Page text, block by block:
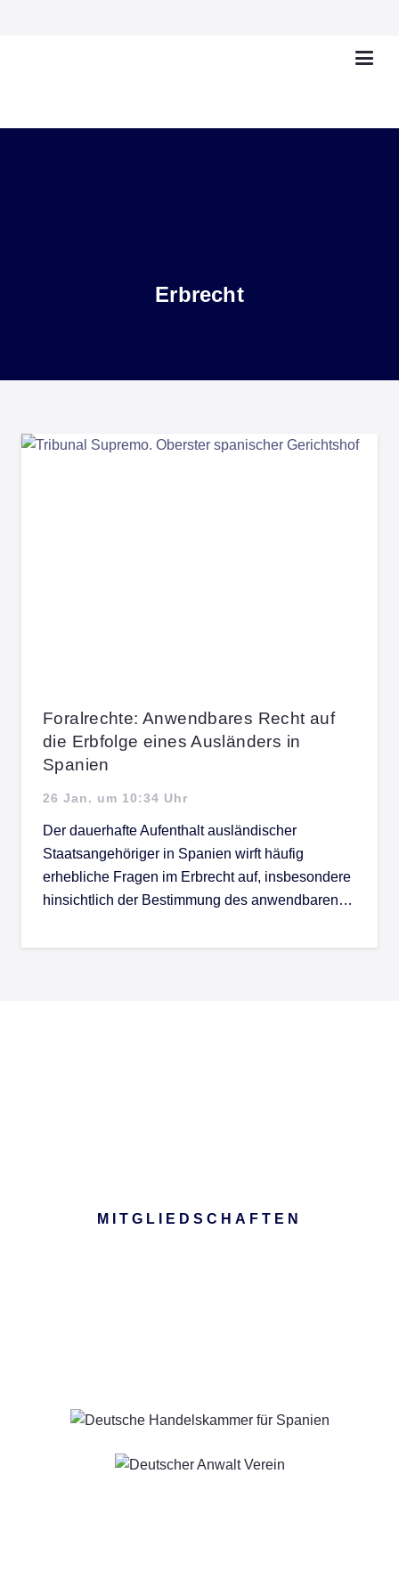
Erbrecht
Foralrechte: Anwendbares Recht auf
die Erbfolge eines Ausländers in
Spanien
26 Jan. um 10:34 Uhr
Der dauerhafte Aufenthalt ausländischer
Staatsangehöriger in Spanien wirft häufig
erhebliche Fragen im Erbrecht auf, insbesondere
hinsichtlich der Bestimmung des anwendbaren…
MITGLIEDSCHAFTEN